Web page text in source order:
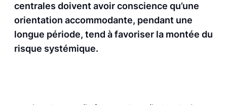
centrales doivent avoir conscience qu’une
orientation accommodante, pendant une
longue période, tend à favoriser la montée du
risque systémique.